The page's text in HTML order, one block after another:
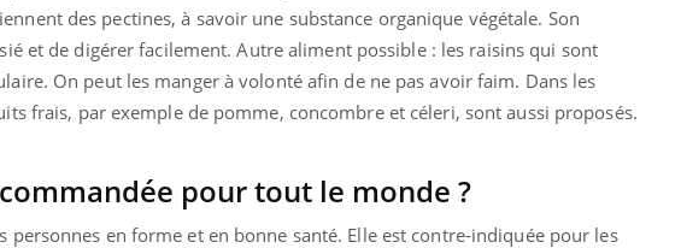
des pectines, à savoir une substance organique végétale. Son
et de digérer facilement. Autre aliment possible : les raisins qui sont
On peut les manger à volonté afin de ne pas avoir faim. Dans les
frais, par exemple de pomme, concombre et céleri, sont aussi proposés.
pour tout le monde ?
personnes en forme et en bonne santé. Elle est contre-indiquée pour les